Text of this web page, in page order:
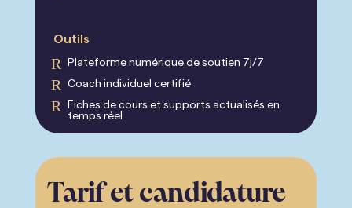
Outils
R Plateforme numérique de soutien 7j/7
R Coach individuel certifié
R
⁠Fiches de cours et supports actualisés en
temps réel
Tarif et candidature